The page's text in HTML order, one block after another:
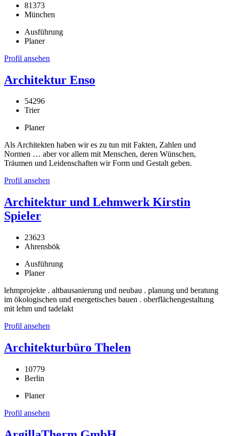
81373
München
Ausführung
Planer
Profil ansehen
Architektur Enso
54296
Trier
Planer
Als Architekten haben wir es zu tun mit Fakten, Zahlen und
Normen … aber vor allem mit Menschen, deren Wünschen,
Träumen und Leidenschaften wir Form und Gestalt geben.
Profil ansehen
Architektur und Lehmwerk Kirstin
Spieler
23623
Ahrensbök
Ausführung
Planer
lehmprojekte . altbausanierung und neubau . planung und beratung
im ökologischen und energetisches bauen . oberflächengestaltung
mit lehm und tadelakt
Profil ansehen
Architekturbüro Thelen
10779
Berlin
Planer
Profil ansehen